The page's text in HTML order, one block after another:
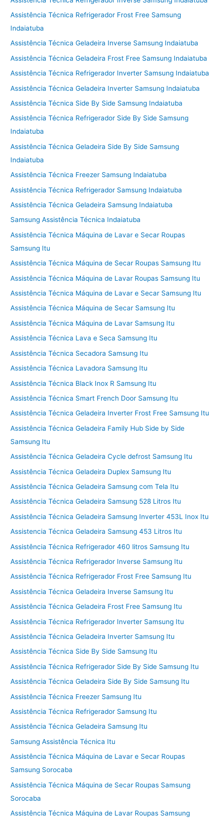
Assistência Técnica Refrigerador Frost Free Samsung
Indaiatuba
Assistência Técnica Geladeira Inverse Samsung Indaiatuba
Assistência Técnica Geladeira Frost Free Samsung Indaiatuba
Assistência Técnica Refrigerador Inverter Samsung Indaiatuba
Assistência Técnica Geladeira Inverter Samsung Indaiatuba
Assistência Técnica Side By Side Samsung Indaiatuba
Assistência Técnica Refrigerador Side By Side Samsung
Indaiatuba
Assistência Técnica Geladeira Side By Side Samsung
Indaiatuba
Assistência Técnica Freezer Samsung Indaiatuba
Assistência Técnica Refrigerador Samsung Indaiatuba
Assistência Técnica Geladeira Samsung Indaiatuba
Samsung Assistência Técnica Indaiatuba
Assistência Técnica Máquina de Lavar e Secar Roupas
Samsung Itu
Assistência Técnica Máquina de Secar Roupas Samsung Itu
Assistência Técnica Máquina de Lavar Roupas Samsung Itu
Assistência Técnica Máquina de Lavar e Secar Samsung Itu
Assistência Técnica Máquina de Secar Samsung Itu
Assistência Técnica Máquina de Lavar Samsung Itu
Assistência Técnica Lava e Seca Samsung Itu
Assistência Técnica Secadora Samsung Itu
Assistência Técnica Lavadora Samsung Itu
Assistência Técnica Black Inox R Samsung Itu
Assistência Técnica Smart French Door Samsung Itu
Assistência Técnica Geladeira Inverter Frost Free Samsung Itu
Assistência Técnica Geladeira Family Hub Side by Side
Samsung Itu
Assistência Técnica Geladeira Cycle defrost Samsung Itu
Assistência Técnica Geladeira Duplex Samsung Itu
Assistência Técnica Geladeira Samsung com Tela Itu
Assistência Técnica Geladeira Samsung 528 Litros Itu
Assistência Técnica Geladeira Samsung Inverter 453L Inox Itu
Assistencia Técnica Geladeira Samsung 453 Litros Itu
Assistência Técnica Refrigerador 460 litros Samsung Itu
Assistência Técnica Refrigerador Inverse Samsung Itu
Assistência Técnica Refrigerador Frost Free Samsung Itu
Assistência Técnica Geladeira Inverse Samsung Itu
Assistência Técnica Geladeira Frost Free Samsung Itu
Assistência Técnica Refrigerador Inverter Samsung Itu
Assistência Técnica Geladeira Inverter Samsung Itu
Assistência Técnica Side By Side Samsung Itu
Assistência Técnica Refrigerador Side By Side Samsung Itu
Assistência Técnica Geladeira Side By Side Samsung Itu
Assistência Técnica Freezer Samsung Itu
Assistência Técnica Refrigerador Samsung Itu
Assistência Técnica Geladeira Samsung Itu
Samsung Assistência Técnica Itu
Assistência Técnica Máquina de Lavar e Secar Roupas
Samsung Sorocaba
Assistência Técnica Máquina de Secar Roupas Samsung
Sorocaba
Assistência Técnica Máquina de Lavar Roupas Samsung